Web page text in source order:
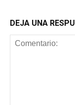
DEJA UNA